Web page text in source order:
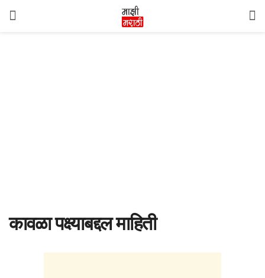
कावळा पक्ष्याबद्दल माहिती